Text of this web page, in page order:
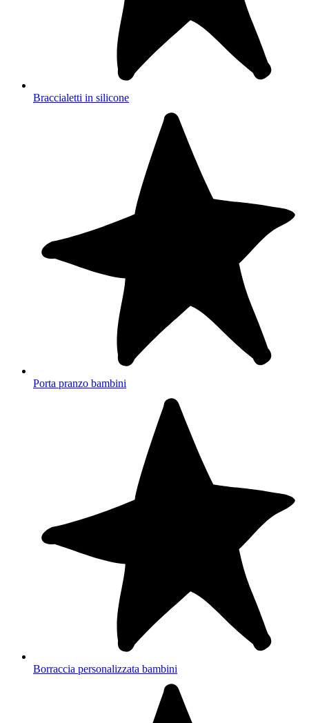
Braccialetti in silicone
Porta pranzo bambini
Borraccia personalizzata bambini